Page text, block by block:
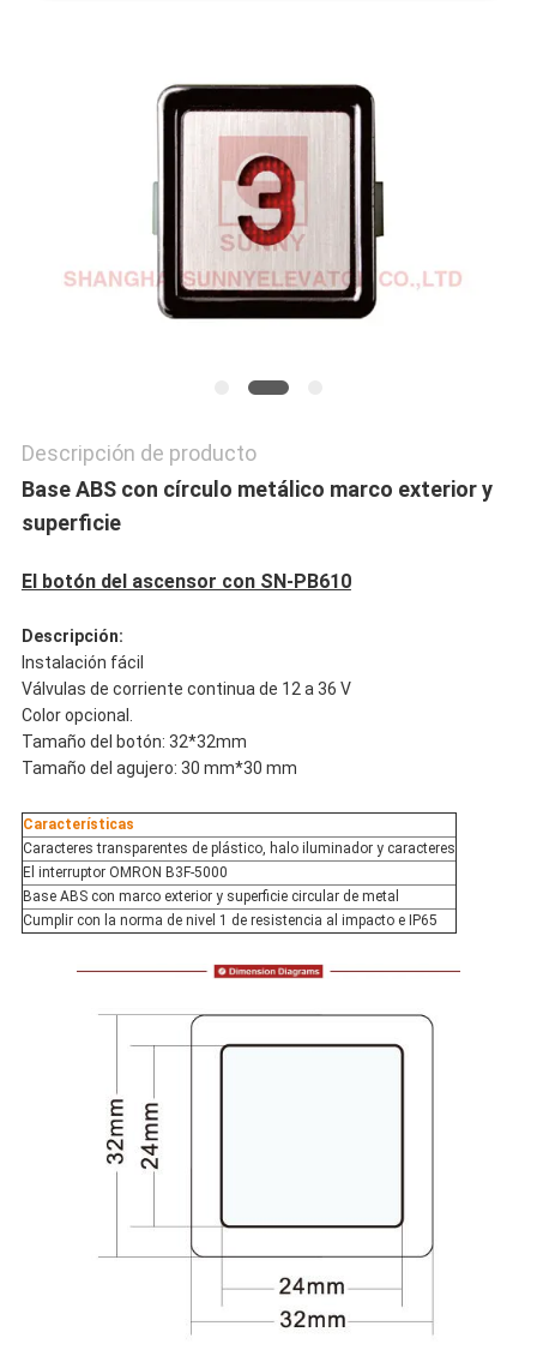
PRIVACY
Descripción de producto
Base ABS con círculo metálico marco exterior y
superficie
El botón del ascensor con SN-PB610
Descripción:
Instalación fácil
Válvulas de corriente continua de 12 a 36 V
Color opcional.
Tamaño del botón: 32*32mm
Tamaño del agujero: 30 mm*30 mm
Características
Caracteres transparentes de plástico, halo iluminador y caracteres
El interruptor OMRON B3F-5000
Base ABS con marco exterior y superficie circular de metal
Cumplir con la norma de nivel 1 de resistencia al impacto e IP65